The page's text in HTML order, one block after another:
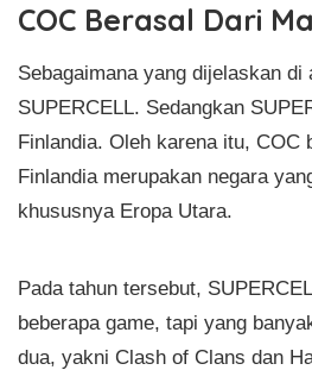
COC Berasal Dari
Sebagaimana yang dijelaskan
SUPERCELL. Sedangkan
Finlandia. Oleh karena itu, COC
Finlandia merupakan negara
khususnya Eropa Utara.
Pada tahun tersebut,
beberapa game, tapi yang
dua, yakni Clash of Clans dan